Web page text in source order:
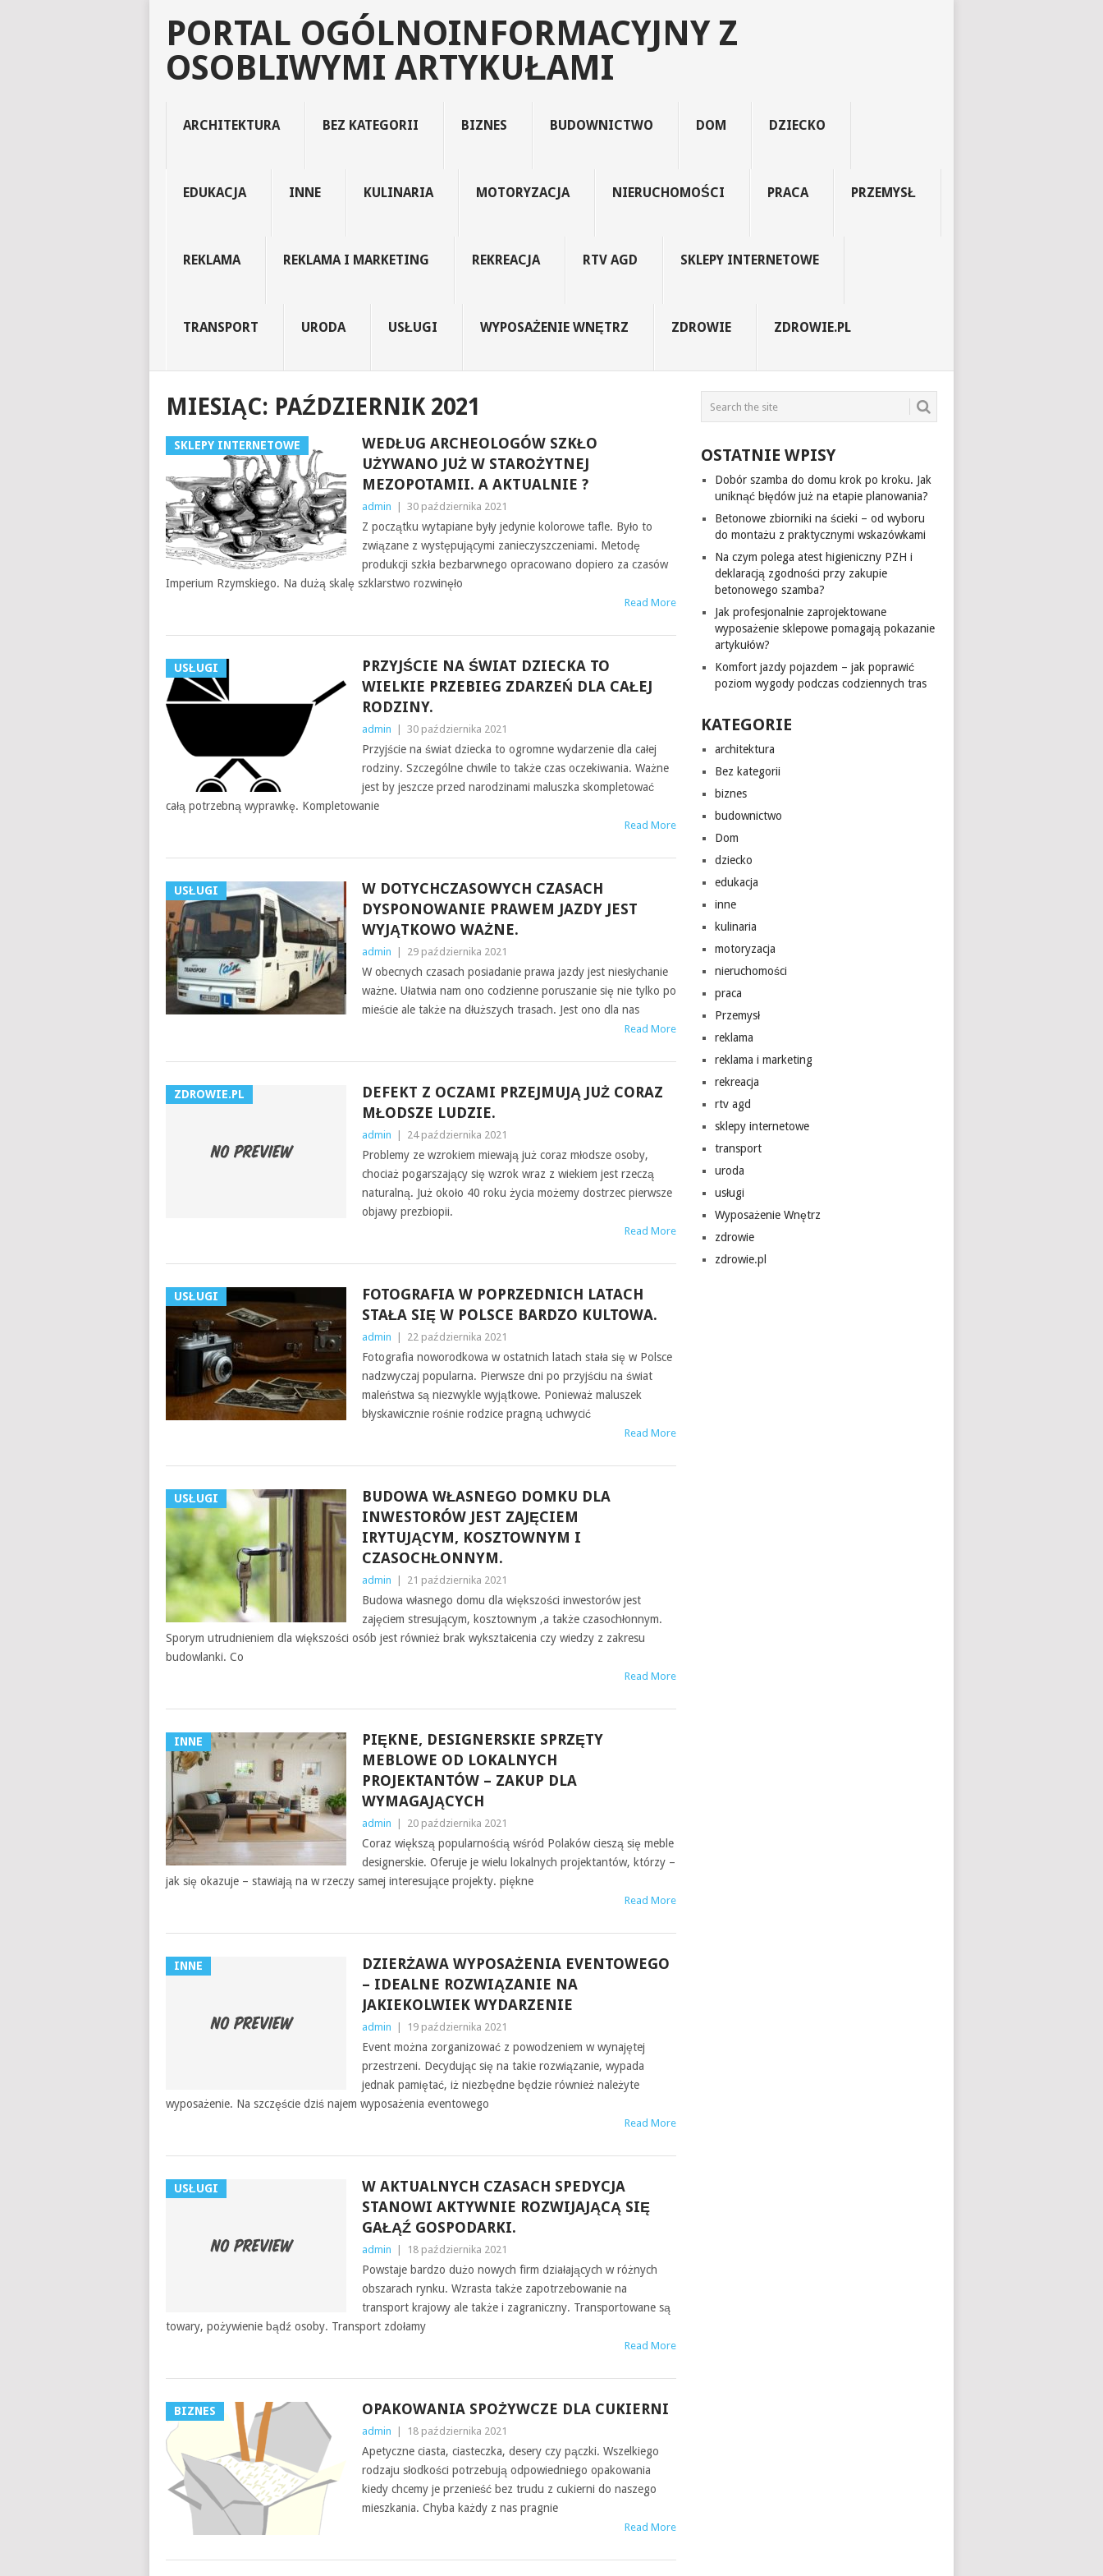
PORTAL OGÓLNOINFORMACYJNY Z
OSOBLIWYMI ARTYKUŁAMI
ARCHITEKTURA BEZ KATEGORII BIZNES BUDOWNICTWO DOM DZIECKO
EDUKACJA INNE KULINARIA MOTORYZACJA NIERUCHOMOŚCI PRACA PRZEMYSŁ
REKLAMA REKLAMA I MARKETING REKREACJA RTV AGD SKLEPY INTERNETOWE
TRANSPORT URODA USŁUGI WYPOSAŻENIE WNĘTRZ ZDROWIE ZDROWIE.PL
MIESIĄC: PAŹDZIERNIK 2021
SKLEPY INTERNETOWE
WEDŁUG ARCHEOLOGÓW SZKŁO
UŻYWANO JUŻ W STAROŻYTNEJ
MEZOPOTAMII. A AKTUALNIE ?
admin 30 października 2021
Z początku wytapiane były jedynie kolorowe tafle. Było to
związane z występującymi zanieczyszczeniami. Metodę
produkcji szkła bezbarwnego opracowano dopiero za czasów
Imperium Rzymskiego. Na dużą skalę szklarstwo rozwinęło
Read More
USŁUGI
PRZYJŚCIE NA ŚWIAT DZIECKA TO
WIELKIE PRZEBIEG ZDARZEŃ DLA CAŁEJ
RODZINY.
admin 30 października 2021
Przyjście na świat dziecka to ogromne wydarzenie dla całej
rodziny. Szczególne chwile to także czas oczekiwania. Ważne
jest by jeszcze przed narodzinami maluszka skompletować
całą potrzebną wyprawkę. Kompletowanie
Read More
USŁUGI
W DOTYCHCZASOWYCH CZASACH
DYSPONOWANIE PRAWEM JAZDY JEST
WYJĄTKOWO WAŻNE.
admin 29 października 2021
W obecnych czasach posiadanie prawa jazdy jest niesłychanie
ważne. Ułatwia nam ono codzienne poruszanie się nie tylko po
mieście ale także na dłuższych trasach. Jest ono dla nas
Read More
ZDROWIE.PL
DEFEKT Z OCZAMI PRZEJMUJĄ JUŻ CORAZ
MŁODSZE LUDZIE.
admin 24 października 2021
Problemy ze wzrokiem miewają już coraz młodsze osoby,
chociaż pogarszający się wzrok wraz z wiekiem jest rzeczą
naturalną. Już około 40 roku życia możemy dostrzec pierwsze
objawy prezbiopii.
Read More
USŁUGI
FOTOGRAFIA W POPRZEDNICH LATACH
STAŁA SIĘ W POLSCE BARDZO KULTOWA.
admin 22 października 2021
Fotografia noworodkowa w ostatnich latach stała się w Polsce
nadzwyczaj popularna. Pierwsze dni po przyjściu na świat
maleństwa są niezwykle wyjątkowe. Ponieważ maluszek
błyskawicznie rośnie rodzice pragną uchwycić
Read More
USŁUGI
BUDOWA WŁASNEGO DOMKU DLA
INWESTORÓW JEST ZAJĘCIEM
IRYTUJĄCYM, KOSZTOWNYM I
CZASOCHŁONNYM.
admin 21 października 2021
Budowa własnego domu dla większości inwestorów jest
zajęciem stresującym, kosztownym ,a także czasochłonnym.
Sporym utrudnieniem dla większości osób jest również brak wykształcenia czy wiedzy z zakresu
budowlanki. Co
Read More
INNE
PIĘKNE, DESIGNERSKIE SPRZĘTY
MEBLOWE OD LOKALNYCH
PROJEKTANTÓW – ZAKUP DLA
WYMAGAJĄCYCH
admin 20 października 2021
Coraz większą popularnością wśród Polaków cieszą się meble
designerskie. Oferuje je wielu lokalnych projektantów, którzy –
jak się okazuje – stawiają na w rzeczy samej interesujące projekty. piękne
Read More
INNE
DZIERŻAWA WYPOSAŻENIA EVENTOWEGO
– IDEALNE ROZWIĄZANIE NA
JAKIEKOLWIEK WYDARZENIE
admin 19 października 2021
Event można zorganizować z powodzeniem w wynajętej
przestrzeni. Decydując się na takie rozwiązanie, wypada
jednak pamiętać, iż niezbędne będzie również należyte
wyposażenie. Na szczęście dziś najem wyposażenia eventowego
Read More
USŁUGI
W AKTUALNYCH CZASACH SPEDYCJA
STANOWI AKTYWNIE ROZWIJAJĄCĄ SIĘ
GAŁĄŹ GOSPODARKI.
admin 18 października 2021
Powstaje bardzo dużo nowych firm działających w różnych
obszarach rynku. Wzrasta także zapotrzebowanie na
transport krajowy ale także i zagraniczny. Transportowane są
towary, pożywienie bądź osoby. Transport zdołamy
Read More
BIZNES OPAKOWANIA SPOŻYWCZE DLA CUKIERNI
admin 18 października 2021
Apetyczne ciasta, ciasteczka, desery czy pączki. Wszelkiego
rodzaju słodkości potrzebują odpowiedniego opakowania
kiedy chcemy je przenieść bez trudu z cukierni do naszego
mieszkania. Chyba każdy z nas pragnie
Read More
OSTATNIE WPISY
Dobór szamba do domu krok po kroku. Jak
uniknąć błędów już na etapie planowania?
Betonowe zbiorniki na ścieki – od wyboru
do montażu z praktycznymi wskazówkami
Na czym polega atest higieniczny PZH i
deklaracją zgodności przy zakupie
betonowego szamba?
Jak profesjonalnie zaprojektowane
wyposażenie sklepowe pomagają pokazanie
artykułów?
Komfort jazdy pojazdem – jak poprawić
poziom wygody podczas codziennych tras
KATEGORIE
architektura
Bez kategorii
biznes
budownictwo
Dom
dziecko
edukacja
inne
kulinaria
motoryzacja
nieruchomości
praca
Przemysł
reklama
reklama i marketing
rekreacja
rtv agd
sklepy internetowe
transport
uroda
usługi
Wyposażenie Wnętrz
zdrowie
zdrowie.pl